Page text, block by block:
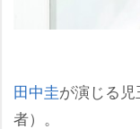
田中圭が演じる
者）。